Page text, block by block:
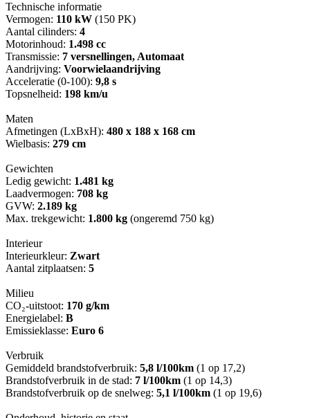
Technische informatie
Vermogen: 110 kW (150 PK)
Aantal cilinders: 4
Motorinhoud: 1.498 cc
Transmissie: 7 versnellingen, Automaat
Aandrijving: Voorwielaandrijving
Acceleratie (0-100): 9,8 s
Topsnelheid: 198 km/u
Maten
Afmetingen (LxBxH): 480 x 188 x 168 cm
Wielbasis: 279 cm
Gewichten
Ledig gewicht: 1.481 kg
Laadvermogen: 708 kg
GVW: 2.189 kg
Max. trekgewicht: 1.800 kg (ongeremd 750 kg)
Interieur
Interieurkleur: Zwart
Aantal zitplaatsen: 5
Milieu
CO₂-uitstoot: 170 g/km
Energielabel: B
Emissieklasse: Euro 6
Verbruik
Gemiddeld brandstofverbruik: 5,8 l/100km (1 op 17,2)
Brandstofverbruik in de stad: 7 l/100km (1 op 14,3)
Brandstofverbruik op de snelweg: 5,1 l/100km (1 op 19,6)